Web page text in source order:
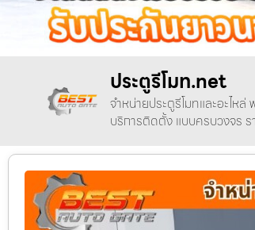
ประตูรีโมท.net
จำหน่ายประตูรีโมทและอะไหล่
บริการติดตั้ง แบบครบวงจร ร